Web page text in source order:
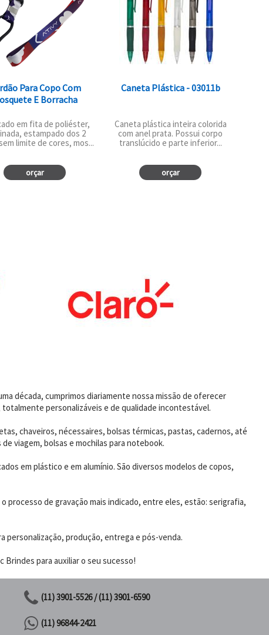
Para Copo Com
E Borracha
em fita de poliéster,
estampado dos 2
limite de cores, mos...
orçar
Caneta Plástica - 03011b
Caneta plástica inteira colorida
com anel prata. Possui corpo
translúcido e parte inferior...
orçar
década, cumprimos diariamente nossa missão de oferecer
personalizáveis e de qualidade incontestável.
chaveiros, nécessaires, bolsas térmicas, pastas, cadernos, até
viagem, bolsas e mochilas para notebook.
em plástico e em alumínio. São diversos modelos de copos,
processo de gravação mais indicado, entre eles, estão: serigrafia,
personalização, produção, entrega e pós-venda.
Brindes para auxiliar o seu sucesso!
(11) 3901-5526 / (11) 3901-6590
(11) 96844-2421